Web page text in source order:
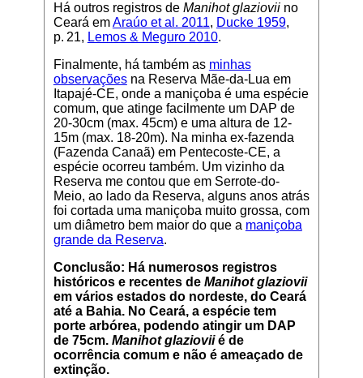
Há outros registros de Manihot glazioviino
Ceará emAraúo et al. 2011, Ducke 1959,
p. 21, Lemos & Meguro 2010.
Finalmente, há também as minhas
observaçõesna Reserva Mãe-da-Lua em
Itapajé-CE, onde a maniçoba é uma espécie
comum, que atinge facilmente um DAP de
20-30cm (max. 45cm) e uma altura de 12-
15m (max. 18-20m). Na minha ex-fazenda
(Fazenda Canaã) em Pentecoste-CE, a
espécie ocorreu também. Um vizinho da
Reserva me contou que em Serrote-do-
Meio, ao lado da Reserva, alguns anos atrás
foi cortada uma maniçoba muito grossa, com
um diâmetro bem maior do que a maniçoba
grande da Reserva.
Conclusão: Há numerosos registros
históricos e recentes de Manihot glaziovii
em vários estados do nordeste, do Ceará
até a Bahia. No Ceará, a espécie tem
porte arbórea, podendo atingir um DAP
de 75cm. Manihot glazioviié de
ocorrência comum e não é ameaçado de
extinção.